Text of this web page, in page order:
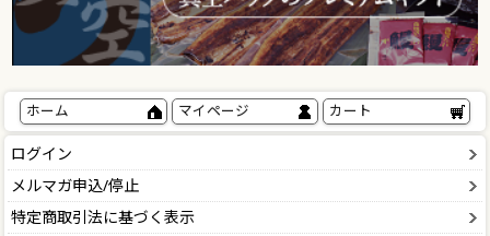
ホーム マイページ カート
ログイン
メルマガ申込/停止
特定商取引法に基づく表示